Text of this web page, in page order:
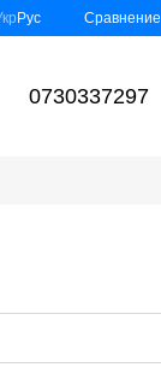
Рус Сравнение
0730337297